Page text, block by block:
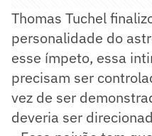
Thomas Tuchel
personalidade do
esse ímpeto, essa
precisam ser
vez de ser
deveria ser